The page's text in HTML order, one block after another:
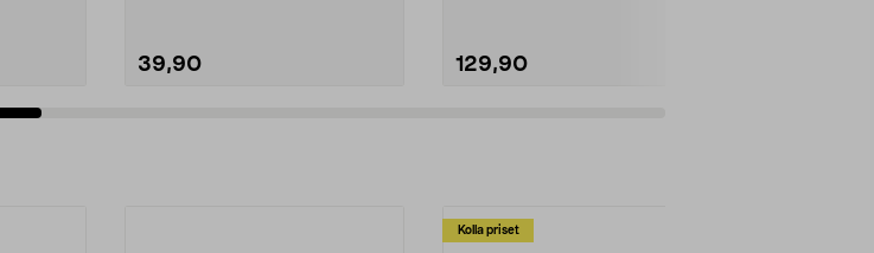
39,90 129,90
Kolla priset